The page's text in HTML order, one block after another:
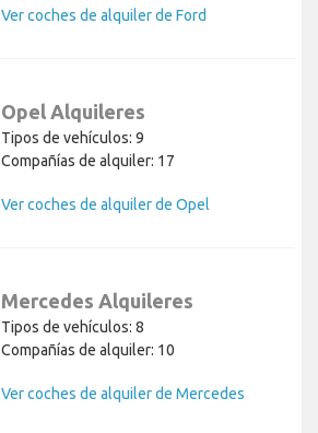
Ver coches de alquiler de Ford
Opel Alquileres
Tipos de vehículos: 9
Compañías de alquiler: 17
Ver coches de alquiler de Opel
Mercedes Alquileres
Tipos de vehículos: 8
Compañías de alquiler: 10
Ver coches de alquiler de Mercedes